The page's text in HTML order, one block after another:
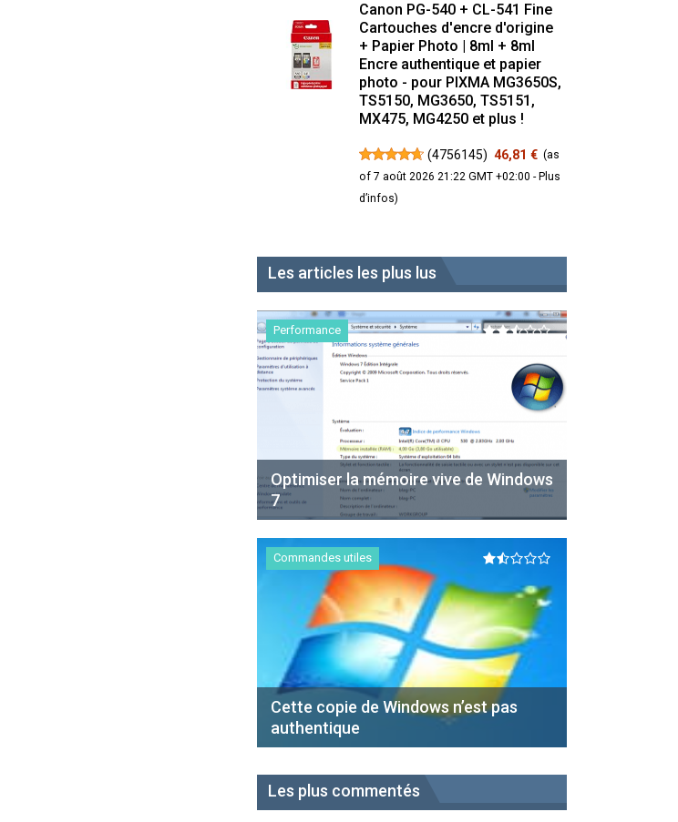
Canon PG-540 + CL-541 Fine
Cartouches d'encre d'origine
+ Papier Photo | 8ml + 8ml
Encre authentique et papier
photo - pour PIXMA MG3650S,
TS5150, MG3650, TS5151,
MX475, MG4250 et plus !
(4756145) 46,81 € (as
of 7 août 2026 21:22 GMT +02:00 - Plus
d’infos)
Les articles les plus lus
Performance
Optimiser la mémoire vive de Windows
7
Commandes utiles
Cette copie de Windows n’est pas
authentique
Les plus commentés